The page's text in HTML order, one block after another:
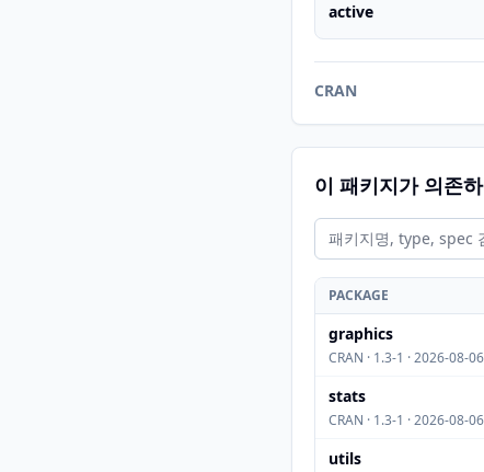
active
CRAN
이 패키지가 의존
PACKAGE
graphics
CRAN · 1.3-1 · 2026-08-06
stats
CRAN · 1.3-1 · 2026-08-06
utils